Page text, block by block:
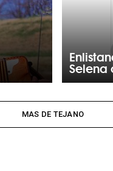
Selena
MAS DE TEJANO